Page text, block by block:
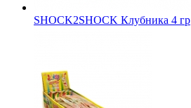
SHOCK2SHOCK Клубника 4 гр